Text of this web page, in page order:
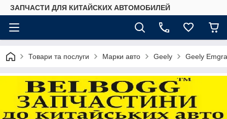
ЗАПЧАСТИ ДЛЯ КИТАЙСКИХ АВТОМОБИЛЕЙ
Товари та послуги Марки авто Geely Geely